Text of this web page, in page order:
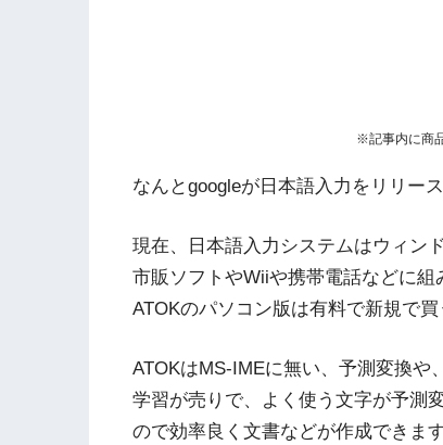
※記事内に商
なんとgoogleが日本語入力をリリース
現在、日本語入力システムはウィン
市販ソフトやWiiや携帯電話などに組
ATOKのパソコン版は有料で新規で買
ATOKはMS-IMEに無い、予測変換や
学習が売りで、よく使う文字が予測
ので効率良く文書などが作成できます